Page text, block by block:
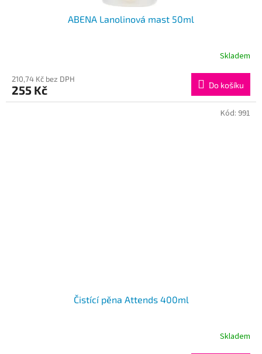
ABENA Lanolinová mast 50ml
Skladem
210,74 Kč bez DPH
255 Kč Do košíku
Čistící pěna Attends 400ml
Skladem
Kód: 991